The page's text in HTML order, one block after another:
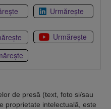
Urmărește
Urmărește
de presă (text, foto si/sau
proprietate intelectuală, este